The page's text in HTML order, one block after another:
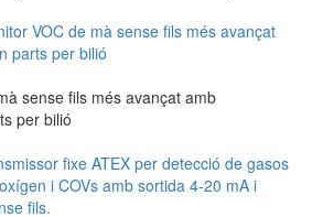
sense fils més avançat amb
per bilió